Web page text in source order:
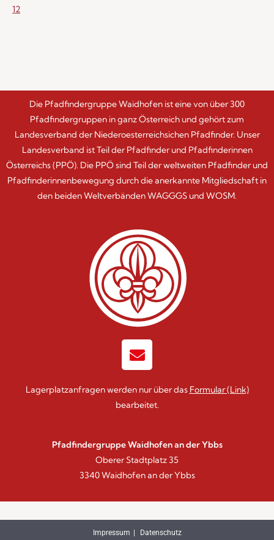
12
Die Pfadfindergruppe Waidhofen ist eine von über 300
Pfadfindergruppen in ganz Österreich und gehört zum
Landesverband der Niederoesterreichsichen Pfadfinder. Unser
Landesverband ist Teil der Pfadfinder und Pfadfinderinnen
Österreichs (PPÖ). Die PPÖ sind Teil der weltweiten Pfadfinder und
Pfadfinderinnenbewegung durch die anerkannte Mitgliedschaft in
den beiden Weltverbänden WAGGGS und WOSM.
Lagerplatzanfragen werden nur über das Formular(Link)
bearbeitet.
Pfadfindergruppe Waidhofen an der Ybbs
Oberer Stadtplatz 35
3340 Waidhofen an der Ybbs
Impressum Datenschutz